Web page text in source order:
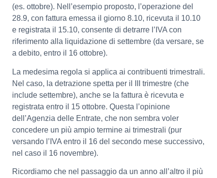
(es. ottobre). Nell’esempio proposto, l’operazione del
28.9, con fattura emessa il giorno 8.10, ricevuta il 10.10
e registrata il 15.10, consente di detrarre l’IVA con
riferimento alla liquidazione di settembre (da versare, se
a debito, entro il 16 ottobre).
La medesima regola si applica ai contribuenti trimestrali.
Nel caso, la detrazione spetta per il III trimestre (che
include settembre), anche se la fattura è ricevuta e
registrata entro il 15 ottobre. Questa l’opinione
dell’Agenzia delle Entrate, che non sembra voler
concedere un più ampio termine ai trimestrali (pur
versando l’IVA entro il 16 del secondo mese successivo,
nel caso il 16 novembre).
Ricordiamo che nel passaggio da un anno all’altro il più